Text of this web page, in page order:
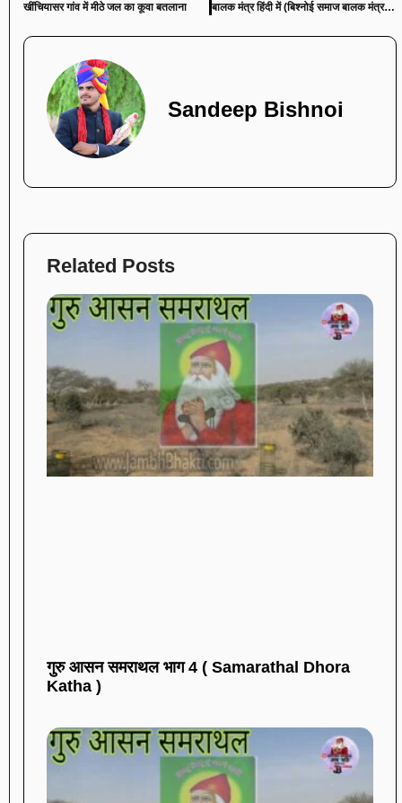
खींचियासर गांव में मीठे जल का कूवा बतलाना बालक मंत्र हिंदी में (बिश्नोई समाज बालक मंत्र) Bishnoi Baalak mantra in hindi
Sandeep Bishnoi
Related Posts
गुरु आसन समराथल भाग 4 ( Samarathal Dhora
Katha )